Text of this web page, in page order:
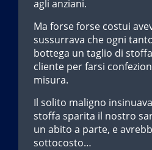
agli anziani.
Ma forse forse costui
sussurrava che ogni
bottega un taglio di
cliente per farsi
misura.
Il solito maligno
stoffa sparita il nostro
un abito a parte, e
sottocosto…